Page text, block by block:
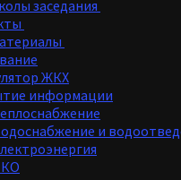
заседания
ЖКХ
информации
и